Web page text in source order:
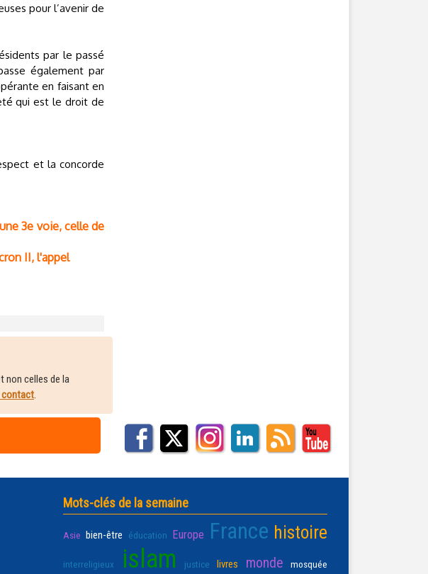
pour l’avenir de
par le passé
également par
en faisant en
qui est le droit de
et la concorde
3e voie, celle de
II, l'appel
non celles de la
contact.
Mots-clés de la semaine
Asie bien-être éducation Europe France histoire
interreligieux islam justice livres monde mosquée